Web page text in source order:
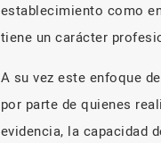
establecimiento como
tiene un carácter
A su vez este enfoque
por parte de quienes
evidencia, la capacidad